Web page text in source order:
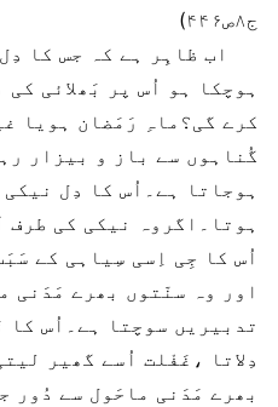
ج۸ص۴۴۶)
اب ظاہِر ہے کہ جس کا دِل
ہوچکا ہو اُس پر بَھلائی
کرے گی؟ماہِ رَمَضان ہویا
گُناہوں سے باز و بیزار
ہوجاتا ہے۔اُس کا دِل
ہوتا۔اگروہ نیکی کی
اُس کا جِی اِسی سِیاہی کے
اور وہ سنّتوں بھرے مَدَنی
تدبیریں سوچتا ہے۔اُس کا
دِلاتا ،غَفْلت اُسے گھیر
بھرے مَدَنی ماحَول سے دُور